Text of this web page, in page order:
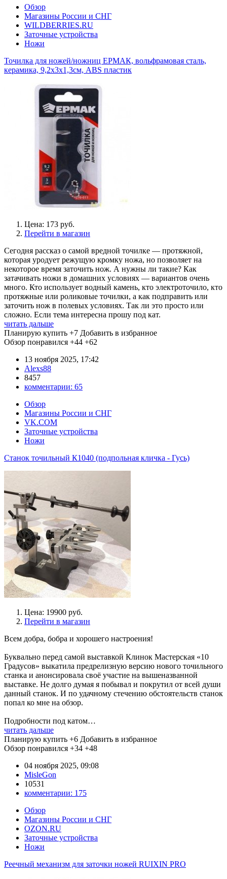
Обзор
Магазины России и СНГ
WILDBERRIES.RU
Заточные устройства
Ножи
Точилка для ножей/ножниц ЕРМАК, вольфрамовая сталь,
керамика, 9,2х3х1,3см, ABS пластик
Цена: 173 руб.
Перейти в магазин
Сегодня рассказ о самой вредной точилке — протяжной,
которая уродует режущую кромку ножа, но позволяет на
некоторое время заточить нож. А нужны ли такие? Как
затачивать ножи в домашних условиях — вариантов очень
много. Кто использует водный камень, кто электроточило, кто
протяжные или роликовые точилки, а как подправить или
заточить нож в полевых условиях. Так ли это просто или
сложно. Если тема интересна прошу под кат.
читать дальше
Планирую купить +7 Добавить в избранное
Обзор понравился +44 +62
13 ноября 2025, 17:42
Alexs88
8457
комментарии: 65
Обзор
Магазины России и СНГ
VK.COM
Заточные устройства
Ножи
Станок точильный К1040 (подпольная кличка - Гусь)
Цена: 19900 руб.
Перейти в магазин
Всем добра, бобра и хорошего настроения!
Буквально перед самой выставкой Клинок Мастерская «10
Градусов» выкатила предрелизную версию нового точильного
станка и анонсировала своё участие на вышеназванной
выставке. Не долго думая я побывал и покрутил от всей души
данный станок. И по удачному стечению обстоятельств станок
попал ко мне на обзор.
Подробности под катом…
читать дальше
Планирую купить +6 Добавить в избранное
Обзор понравился +34 +48
04 ноября 2025, 09:08
MisleGon
10531
комментарии: 175
Обзор
Магазины России и СНГ
OZON.RU
Заточные устройства
Ножи
Реечный механизм для заточки ножей RUIXIN PRO